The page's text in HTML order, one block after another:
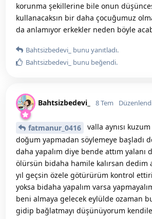
korunma şekillerine bile onun
kullanacaksın bir daha çocuğumuz
da anlamıyor erkekler neden böyle
Bahtsizbedevi_ bunu yanıtladı.
Bahtsizbedevi_ bunu beğendi.
Bahtsizbedevi_ 8 Tem
fatmanur_0416
valla aynısı
doğum yapmadan söylemeye başladı
daha yapalım diye bende attım yalanı
ölürsün bidaha hamile kalırsan dedim
yıl geçsin özele götürürüm kontrol
yoksa bidaha yapalım varsa
beni almaya gelecek eylülde ozaman
gidip bağlatmayı düşünüyorum